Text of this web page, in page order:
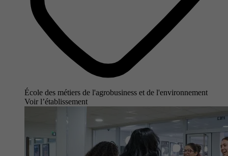
École des métiers de l'agrobusiness et de l'environnement
Voir l’établissement